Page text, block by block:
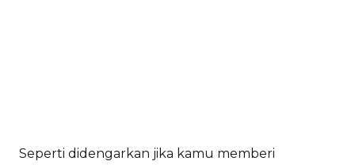
Seperti didengarkan jika kamu memberi